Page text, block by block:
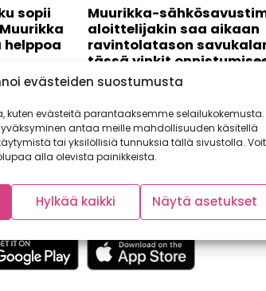
evästeiden suostumusta
kuten evästeitä parantaaksemme selailukokemusta.
antaa meille mahdollisuuden käsitellä
tai yksilöllisiä tunnuksia tällä sivustolla. Voit
alla olevista painikkeista.
Hylkää kaikki Näytä asetukset
sopii
me
Muurikka-
aloittelijakin saa aikaan
ravintolatason
tässä vinkit
Savustus lienee yksi ulkokokkailun
uudet sähkösavustimet sopivat
ympärivuotiseen käyttöön jopa...